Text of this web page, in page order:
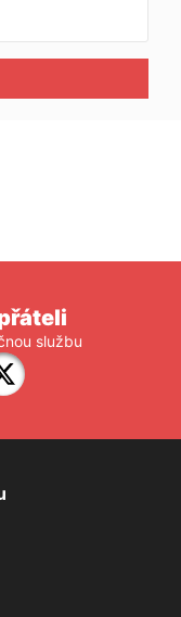
službu